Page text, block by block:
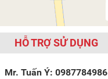
HỖ TRỢ SỬ DỤNG
Mr. Tuấn Ý:0987784986